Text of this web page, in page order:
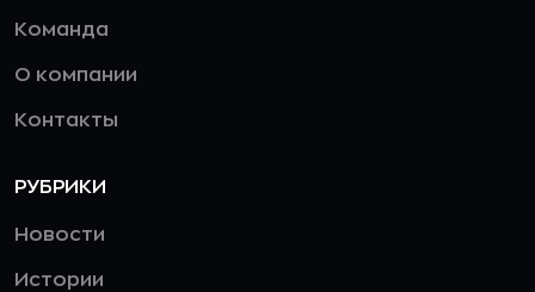
Команда
О компании
Контакты
РУБРИКИ
Новости
Истории